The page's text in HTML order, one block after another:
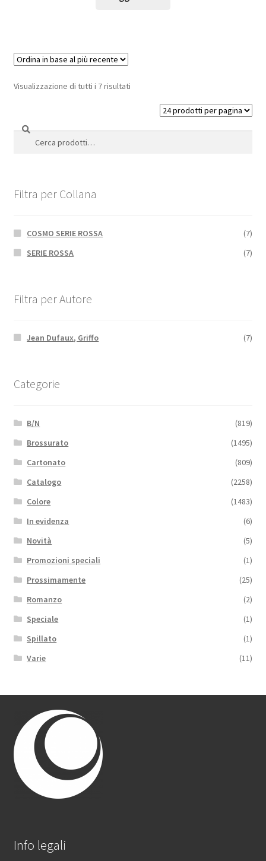
Visualizzazione di tutti i 7 risultati
Cerca:
Cerca
Filtra per Collana
COSMO SERIE ROSSA
(7)
SERIE ROSSA
(7)
Filtra per Autore
Jean Dufaux, Griffo (7)
Categorie
B/N
(819)
Brossurato
(1495)
Cartonato
(809)
Catalogo
(2258)
Colore
(1483)
In evidenza
(6)
Novità
(5)
Promozioni speciali
(1)
Prossimamente
(25)
Romanzo
(2)
Speciale
(1)
Spillato
(1)
Varie
(11)
Info legali